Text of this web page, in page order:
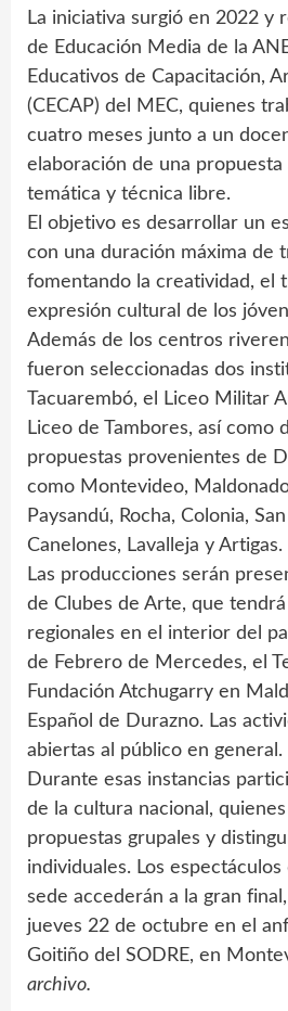
La iniciativa surgió en 2022 y
de Educación Media de la
Educativos de Capacitación,
(CECAP) del MEC, quienes
cuatro meses junto a un
elaboración de una propuesta
temática y técnica libre.
El objetivo es desarrollar un
con una duración máxima de
fomentando la creatividad, el
expresión cultural de los
Además de los centros
fueron seleccionadas dos
Tacuarembó, el Liceo Militar
Liceo de Tambores, así como
propuestas provenientes de
como Montevideo,
Paysandú, Rocha, Colonia,
Canelones, Lavalleja y Artigas.
Las producciones serán
de Clubes de Arte, que
regionales en el interior del
de Febrero de Mercedes, el
Fundación Atchugarry en
Español de Durazno. Las
abiertas al público en general.
Durante esas instancias
de la cultura nacional,
propuestas grupales y
individuales. Los
sede accederán a la gran
jueves 22 de octubre en el
Goitiño del SODRE, en
archivo.